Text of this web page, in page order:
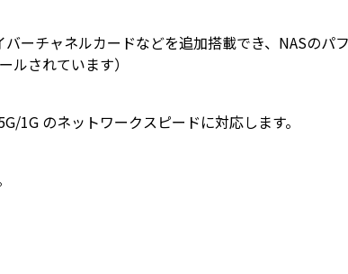
ーチャネルカードなどを追加搭載でき、NASのパ
ルされています）
1G のネットワークスピードに対応します。